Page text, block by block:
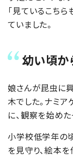
「見ているこち
ていました。
幼い頃か
娘さんが昆虫に
木でした。ナミ
に、観察を始めた
小学校低学年の
を見守り、絵本